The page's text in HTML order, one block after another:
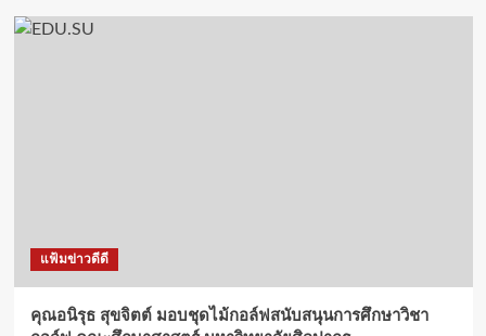
แฟ้มข่าวดีดี
คุณอนิรุธ สุขจิตต์ มอบชุดไม้กอล์ฟสนับสนุนการศึกษาวิชา